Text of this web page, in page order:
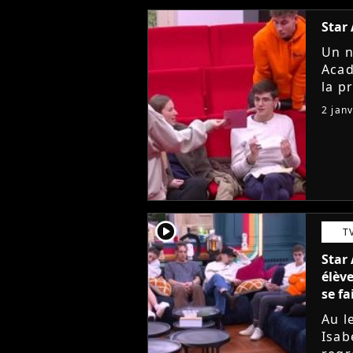
Star
Un
la
2
player2
Star
se
Au